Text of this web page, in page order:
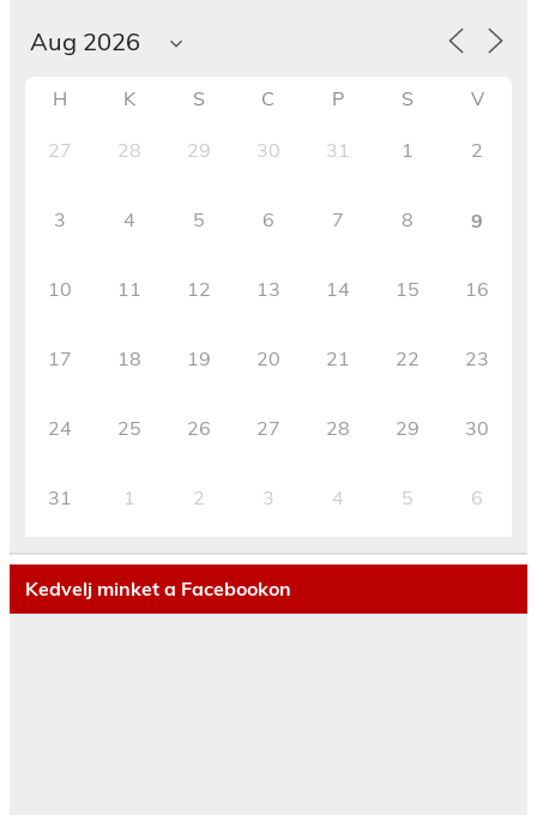
H K S C P S V
27 28 29 30 31 1 2
3 4 5 6 7 8 9
10 11 12 13 14 15 16
17 18 19 20 21 22 23
24 25 26 27 28 29 30
31 1 2 3 4 5 6
Kedvelj minket a Facebookon